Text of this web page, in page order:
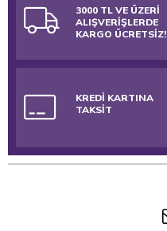
3000 TL VE ÜZERİ
ALIŞVERİŞLERDE
KARGO ÜCRETSİZ!
KREDİ KARTINA
TAKSİT